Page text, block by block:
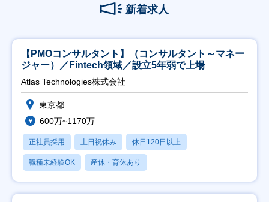
新着求人
【PMOコンサルタント】（コンサルタント～マネー
ジャー）／Fintech領域／設立5年弱で上場
Atlas Technologies株式会社
東京都
600万~1170万
正社員採用 土日祝休み 休日120日以上
職種未経験OK 産休・育休あり